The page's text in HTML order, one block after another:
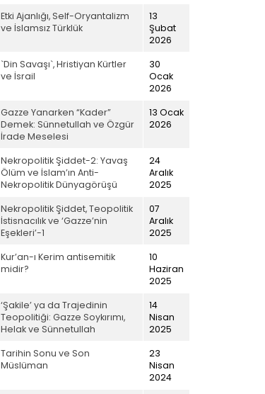
Etki Ajanlığı, Self-Oryantalizm
ve İslamsız Türklük
13
Şubat
2026
`Din Savaşı`, Hristiyan Kürtler
ve İsrail
30
Ocak
2026
Gazze Yanarken “Kader”
Demek: Sünnetullah ve Özgür
İrade Meselesi
13 Ocak
2026
Nekropolitik Şiddet-2: Yavaş
Ölüm ve İslam’ın Anti-
Nekropolitik Dünyagörüşü
24
Aralık
2025
Nekropolitik Şiddet, Teopolitik
İstisnacılık ve ‘Gazze’nin
Eşekleri’-1
07
Aralık
2025
Kur’an-ı Kerim antisemitik
midir?
10
Haziran
2025
‘Şakile’ ya da Trajedinin
Teopolitiği: Gazze Soykırımı,
Helak ve Sünnetullah
14
Nisan
2025
Tarihin Sonu ve Son
Müslüman
23
Nisan
2024